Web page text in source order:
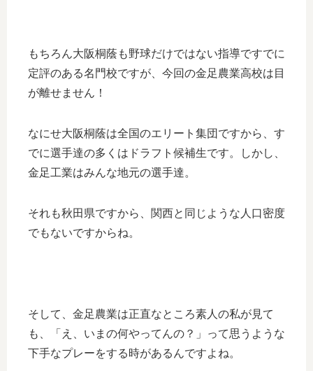
もちろん大阪桐蔭も野球だけではない指導ですでに
定評のある名門校ですが、今回の金足農業高校は目
が離せません！
なにせ大阪桐蔭は全国のエリート集団ですから、す
でに選手達の多くはドラフト候補生です。しかし、
金足工業はみんな地元の選手達。
それも秋田県ですから、関西と同じような人口密度
でもないですからね。
そして、金足農業は正直なところ素人の私が見て
も、「え、いまの何やってんの？」って思うような
下手なプレーをする時があるんですよね。